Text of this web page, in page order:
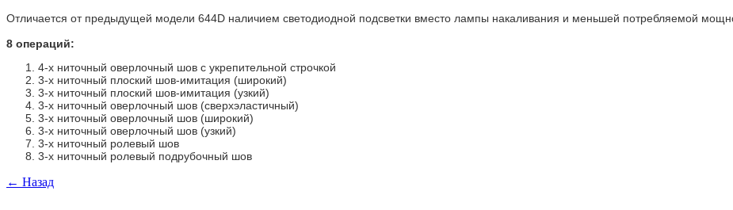
Отличается от предыдущей модели 644D наличием светодиодной подсветки вместо лампы накаливания и меньшей потребляемой
8 операций:
4-х ниточный оверлочный шов с укрепительной строчкой
3-х ниточный плоский шов-имитация (широкий)
3-х ниточный плоский шов-имитация (узкий)
3-х ниточный оверлочный шов (сверхэластичный)
3-х ниточный оверлочный шов (широкий)
3-х ниточный оверлочный шов (узкий)
3-х ниточный ролевый шов
3-х ниточный ролевый подрубочный шов
← Назад